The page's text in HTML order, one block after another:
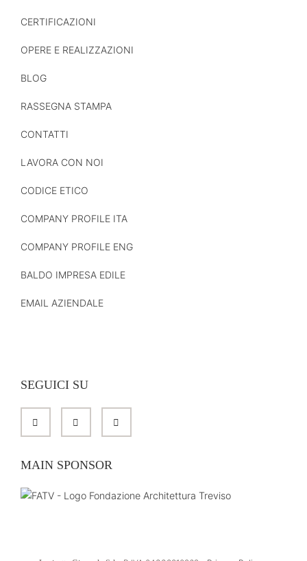
CERTIFICAZIONI
OPERE E REALIZZAZIONI
BLOG
RASSEGNA STAMPA
CONTATTI
LAVORA CON NOI
CODICE ETICO
COMPANY PROFILE ITA
COMPANY PROFILE ENG
BALDO IMPRESA EDILE
EMAIL AZIENDALE
SEGUICI SU
MAIN SPONSOR